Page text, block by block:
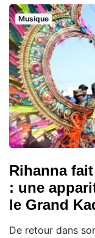
Musique
Rihanna
: une
le Grand
De retour dans